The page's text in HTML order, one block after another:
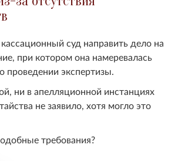
суд направить дело на
при котором она намеревалась
проведении экспертизы.
ни в апелляционной инстанциях
не заявило, хотя могло это
требования?